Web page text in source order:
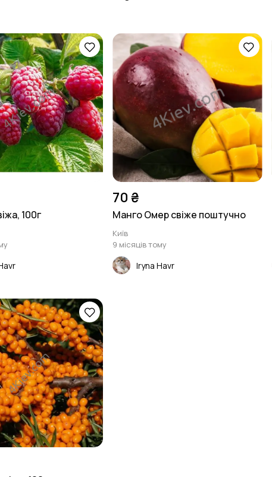
100г
70 ₴
Манго Омер свіже поштучно
Київ
9 місяців тому
Iryna Havr